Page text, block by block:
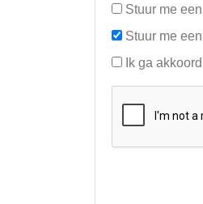
Stuur me
Stuur me
Ik ga